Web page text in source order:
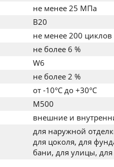
не менее 25 МПа
B20
не менее 200 циклов
не более 6 %
W6
не более 2 %
от -10°C до +30°C
M500
внешние и
для наружной
для цоколя, для
бани, для улицы, для